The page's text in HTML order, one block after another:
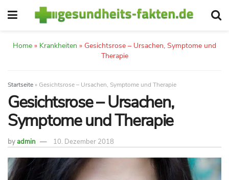
Home » Krankheiten » Gesichtsrose – Ursachen, Symptome und
Therapie
Startseite » Gesichtsrose – Ursachen, Symptome und Therapie
Gesichtsrose – Ursachen,
Symptome und Therapie
byadmin 10. Dezember 2018